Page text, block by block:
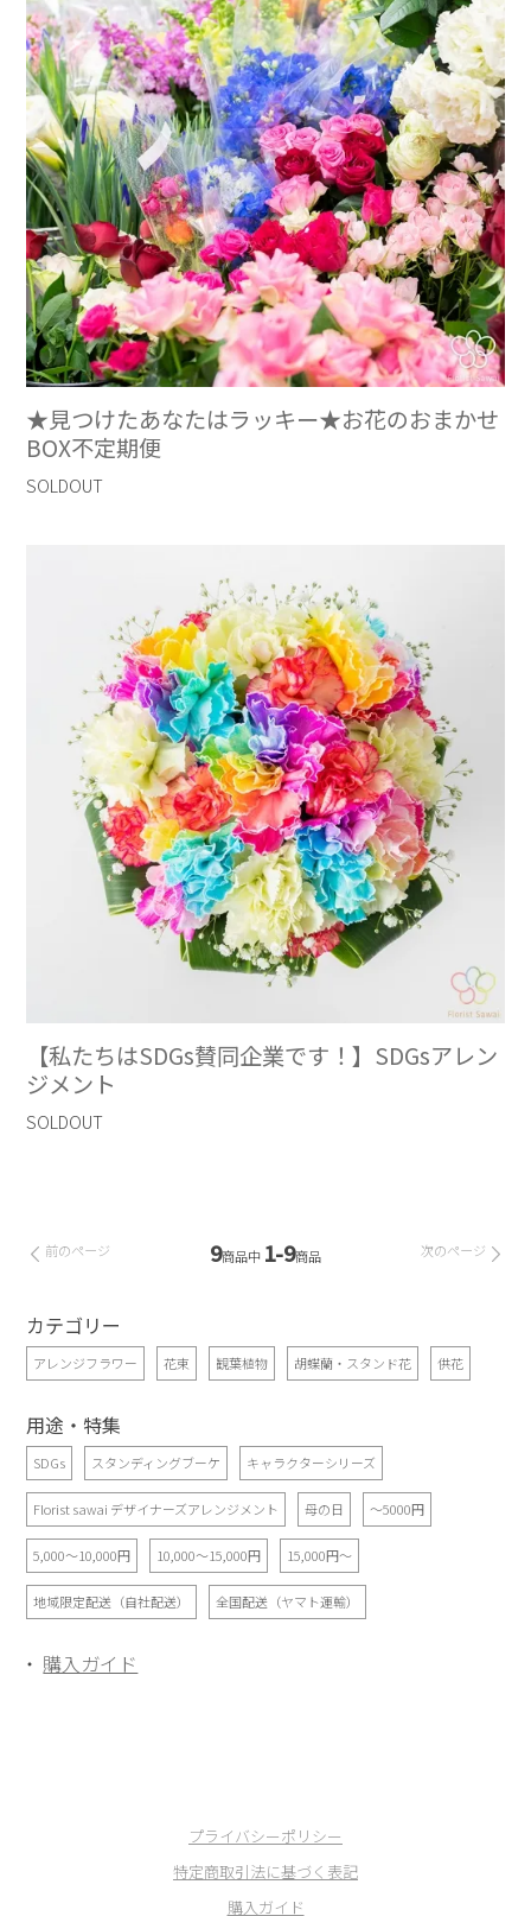
★見つけたあなたはラッキー★お花のおまかせ
BOX不定期便
SOLDOUT
【私たちはSDGs賛同企業です！】SDGsアレン
ジメント
SOLDOUT
前のページ 9商品中 1-9商品 次のページ
カテゴリー
アレンジフラワー 花束 観葉植物 胡蝶蘭・スタンド花 供花
用途・特集
SDGs スタンディングブーケ キャラクターシリーズ
Florist sawai デザイナーズアレンジメント 母の日 ～5000円
5,000～10,000円 10,000～15,000円 15,000円～
地域限定配送（自社配送） 全国配送（ヤマト運輸）
購入ガイド
プライバシーポリシー
特定商取引法に基づく表記
購入ガイド